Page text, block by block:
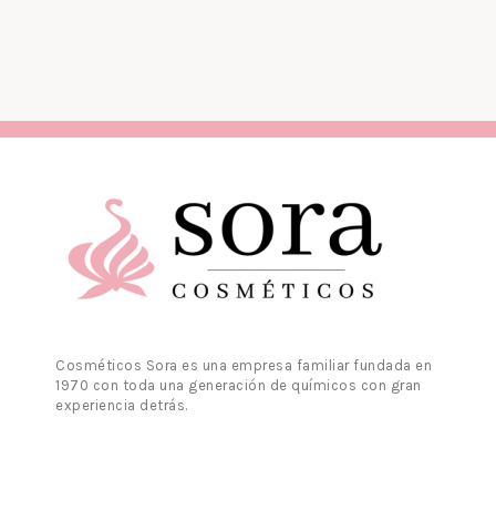
Cosméticos Sora es una empresa familiar fundada en
1970 con toda una generación de químicos con gran
experiencia detrás.